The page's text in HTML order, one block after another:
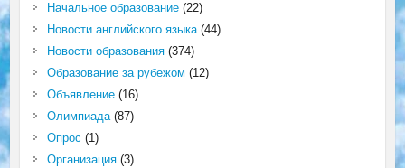
Начальное образование(22)
Новости английского языка(44)
Новости образования(374)
Образование за рубежом (12)
Объявление(16)
Олимпиада(87)
Опрос (1)
Организация(3)